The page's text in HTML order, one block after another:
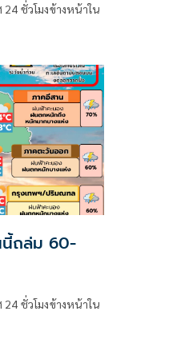
ชั่วโมงข้างหน้าใน
นี้ถล่ม 60-
ชั่วโมงข้างหน้าใน